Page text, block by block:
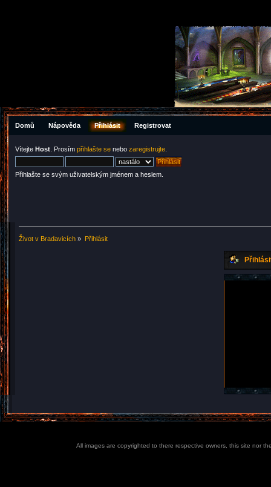
Domů Nápověda Přihlásit Registrovat
Vítejte Host . Prosím přihlašte se nebo zaregistrujte
Přihlašte se svým uživatelským jménem a heslem.
Život v Bradavicích » Přihlásit
All images are copyrighted to there respective owners, this site nor